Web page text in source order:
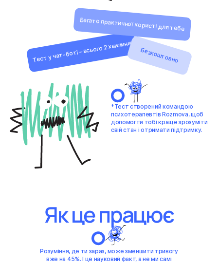
Багато практичної користі для тебе
Тест у чат-боті – всього 2 хвилини Безкоштовно
*Тест створений командою
психотерапевтів Rozmova, щоб
допомогти тобі краще зрозуміти
свій стан і отримати підтримку.
Як це працює
Розуміння, де ти зараз, може зменшити тривогу
вже на 45%. І це науковий факт, а не ми самі